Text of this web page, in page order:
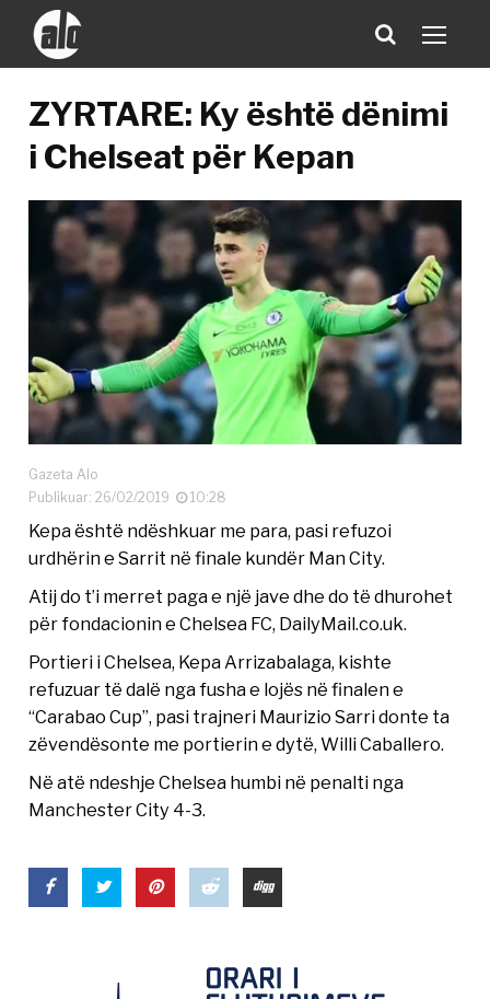
ZYRTARE: Ky është dënimi
i Chelseat për Kepan
Gazeta Alo
Publikuar: 26/02/2019
10:28
Kepa është ndëshkuar me para, pasi refuzoi
urdhërin e Sarrit në finale kundër Man City.
Atij do t’i merret paga e një jave dhe do të dhurohet
për fondacionin e Chelsea FC, DailyMail.co.uk.
Portieri i Chelsea, Kepa Arrizabalaga, kishte
refuzuar të dalë nga fusha e lojës në finalen e
“Carabao Cup”, pasi trajneri Maurizio Sarri donte ta
zëvendësonte me portierin e dytë, Willi Caballero.
Në atë ndeshje Chelsea humbi në penalti nga
Manchester City 4-3.